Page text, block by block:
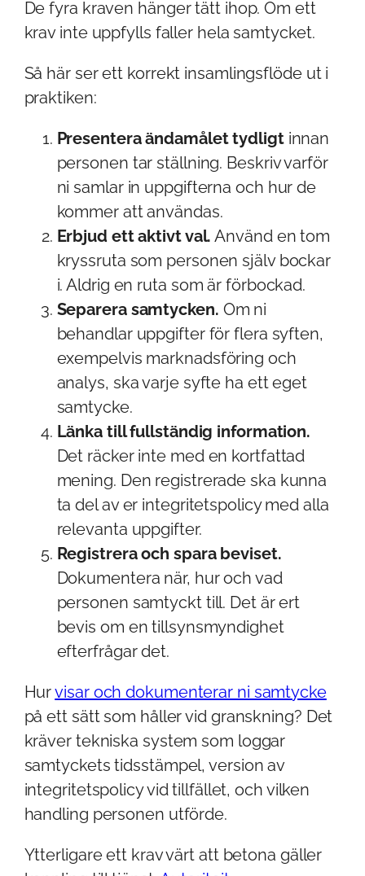
De fyra kraven hänger tätt ihop. Om ett
krav inte uppfylls faller hela samtycket.
Så här ser ett korrekt insamlingsflöde ut i
praktiken:
Presentera ändamålet tydligtinnan
personen tar ställning. Beskriv varför
ni samlar in uppgifterna och hur de
kommer att användas.
Erbjud ett aktivt val. Använd en tom
kryssruta som personen själv bockar
i. Aldrig en ruta som är förbockad.
Separera samtycken. Om ni
behandlar uppgifter för flera syften,
exempelvis marknadsföring och
analys, ska varje syfte ha ett eget
samtycke.
Länka till fullständig information.
Det räcker inte med en kortfattad
mening. Den registrerade ska kunna
ta del av er integritetspolicy med alla
relevanta uppgifter.
Registrera och spara beviset.
Dokumentera när, hur och vad
personen samtyckt till. Det är ert
bevis om en tillsynsmyndighet
efterfrågar det.
Hurvisar och dokumenterar ni samtycke
på ett sätt som håller vid granskning? Det
kräver tekniska system som loggar
samtyckets tidsstämpel, version av
integritetspolicy vid tillfället, och vilken
handling personen utförde.
Ytterligare ett krav värt att betona gäller